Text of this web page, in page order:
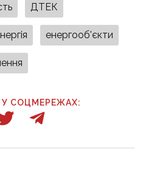
ДТЕК
енергооб'єкти
СОЦМЕРЕЖАХ: